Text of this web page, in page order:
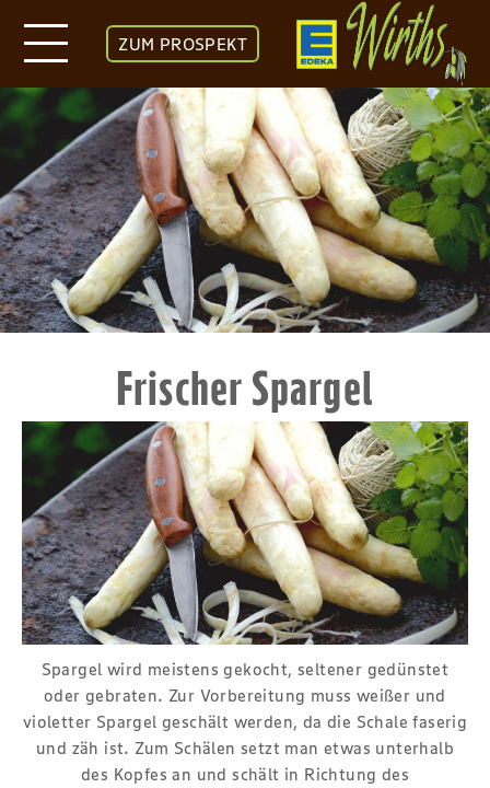
ZUM PROSPEKT
Frischer Spargel
Spargel wird meistens gekocht, seltener gedünstet
oder gebraten. Zur Vorbereitung muss weißer und
violetter Spargel geschält werden, da die Schale faserig
und zäh ist. Zum Schälen setzt man etwas unterhalb
des Kopfes an und schält in Richtung des